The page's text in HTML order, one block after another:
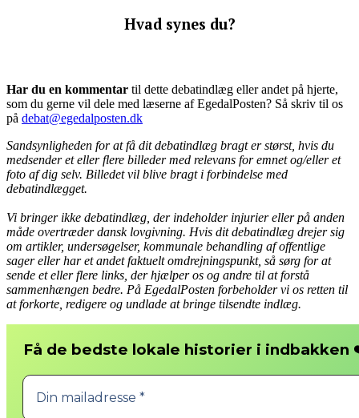
Hvad synes du?
Har du en kommentar til dette debatindlæg eller andet på hjerte,
som du gerne vil dele med læserne af EgedalPosten? Så skriv til os
på debat@egedalposten.dk
Sandsynligheden for at få dit debatindlæg bragt er størst, hvis du
medsender et eller flere billeder med relevans for emnet og/eller et
foto af dig selv. Billedet vil blive bragt i forbindelse med
debatindlægget.
Vi bringer ikke debatindlæg, der indeholder injurier eller på anden
måde overtræder dansk lovgivning. Hvis dit debatindlæg drejer sig
om artikler, undersøgelser, kommunale behandling af offentlige
sager eller har et andet faktuelt omdrejningspunkt, så sørg for at
sende et eller flere links, der hjælper os og andre til at forstå
sammenhængen bedre. På EgedalPosten forbeholder vi os retten til
at forkorte, redigere og undlade at bringe tilsendte indlæg.
Få de bedste lokale historier i indbakken